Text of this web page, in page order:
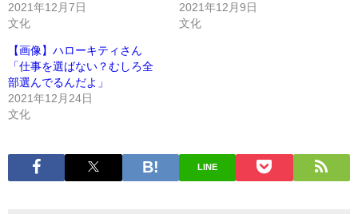
2021年12月7日
文化
2021年12月9日
文化
【画像】ハローキティさん
「仕事を選ばない？むしろ全
部選んでるんだよ」
2021年12月24日
文化
LINE